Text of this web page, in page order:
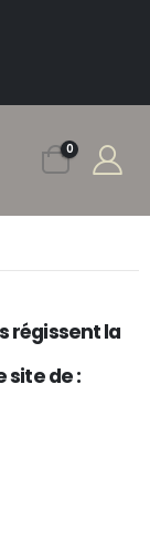
0
régissent la
site de :